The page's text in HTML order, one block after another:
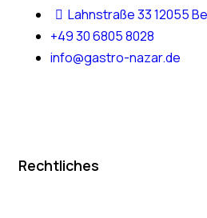
Lahnstraße 33 12055
+49 30 6805 8028
info@gastro-nazar.de
Rechtliches